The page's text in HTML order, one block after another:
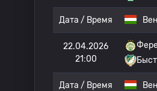
Дата / Время
22.04.2026
21:00
Дата / Время